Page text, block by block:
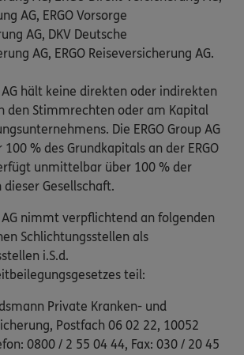
AG, ERGO Vorsorge
AG, DKV Deutsche
AG, ERGO Reiseversicherung AG.
AG hält keine direkten oder indirekten
den Stimmrechten oder am Kapital
Die ERGO Group AG
% des Grundkapitals an der ERGO
unmittelbar über 100 % der
Gesellschaft.
AG nimmt verpflichtend an folgenden
Schlichtungsstellen als
i.S.d.
teil:
Private Kranken- und
Postfach 06 02 22, 10052
0800 / 2 55 04 44, Fax: 030 / 20 45